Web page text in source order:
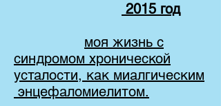
2015 год
моя жизнь с
синдромом хронической
усталости, как миалгическим
энцефаломиелитом.